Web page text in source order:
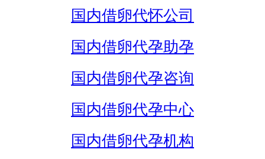
国内借卵代怀公司
国内借卵代孕助孕
国内借卵代孕咨询
国内借卵代孕中心
国内借卵代孕机构